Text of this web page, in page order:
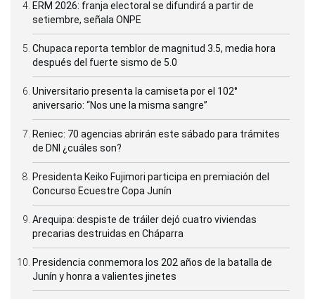
ERM 2026: franja electoral se difundirá a partir de
setiembre, señala ONPE
Chupaca reporta temblor de magnitud 3.5, media hora
después del fuerte sismo de 5.0
Universitario presenta la camiseta por el 102°
aniversario: “Nos une la misma sangre”
Reniec: 70 agencias abrirán este sábado para trámites
de DNI ¿cuáles son?
Presidenta Keiko Fujimori participa en premiación del
Concurso Ecuestre Copa Junín
Arequipa: despiste de tráiler dejó cuatro viviendas
precarias destruidas en Cháparra
Presidencia conmemora los 202 años de la batalla de
Junín y honra a valientes jinetes